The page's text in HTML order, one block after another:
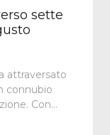
sette
attraversato
connubio
Con…